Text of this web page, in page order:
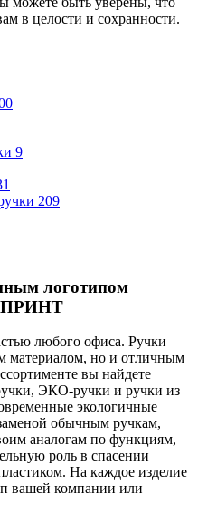
в целости и сохранности.
9
209
логотипом
ПРИНТ
любого офиса. Ручки
материалом, но и отличным
вы найдете
ЭКО-ручки и ручки из
экологичные
обычным ручкам,
аналогам по функциям,
роль в спасении
На каждое изделие
вашей компании или